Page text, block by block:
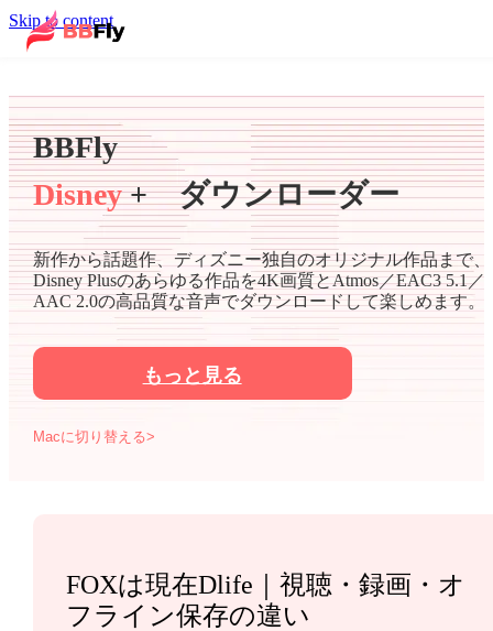
Skip to content
BBFly
Disney+ ダウンローダー
新作から話題作、ディズニー独自のオリジナル作品まで、
Disney Plusのあらゆる作品を4K画質とAtmos／EAC3 5.1／
AAC 2.0の高品質な音声でダウンロードして楽しめます。
もっと見る
Macに切り替える>
FOXは現在Dlife｜視聴・録画・オ
フライン保存の違い